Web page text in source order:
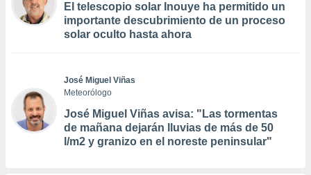
El telescopio solar Inouye ha permitido un
importante descubrimiento de un proceso
solar oculto hasta ahora
José Miguel Viñas
Meteorólogo
José Miguel Viñas avisa: "Las tormentas
de mañana dejarán lluvias de más de 50
l/m2 y granizo en el noreste peninsular"